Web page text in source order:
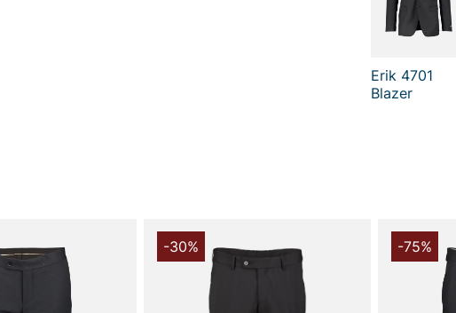
Erik 4701
Blazer
-30% -75%